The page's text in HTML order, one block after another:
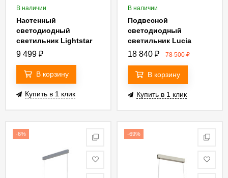
В наличии
Настенный
светодиодный
светильник Lightstar
Fuime Led 810636
9 499 ₽
В корзину
Купить в 1 клик
В наличии
Подвесной
светодиодный
светильник Lucia
Tucci Aero 206.30
18 840 ₽ 78 500₽
В корзину
Купить в 1 клик
-6% -69%